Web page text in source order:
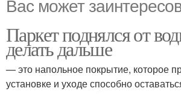
Паркет поднялся от
делать дальше
— это напольное покрытие, которое
установке и уходе способно